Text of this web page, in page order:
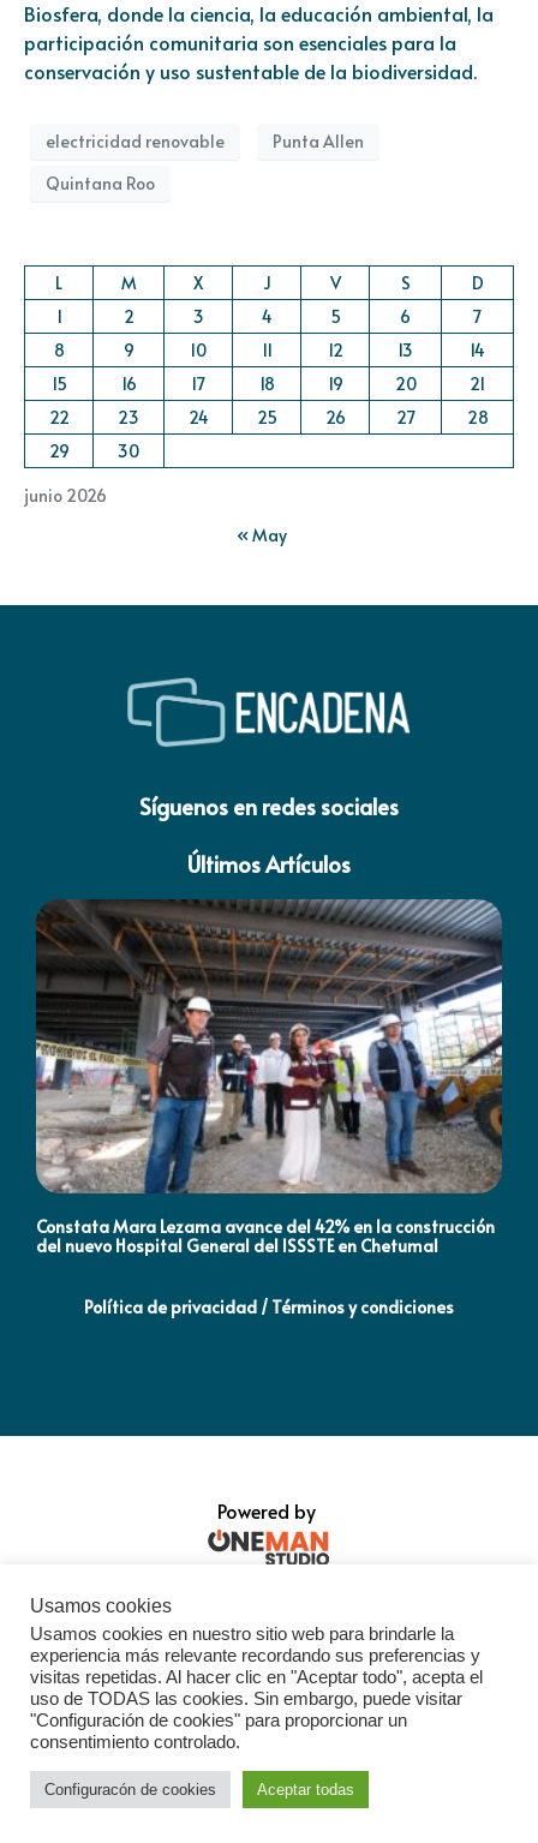
Biosfera, donde la ciencia, la educación ambiental, la
participación comunitaria son esenciales para la
conservación y uso sustentable de la biodiversidad.
electricidad renovable
Punta Allen
Quintana Roo
junio 2026
L M X J V S
D
1
2 3 4 5 6
7
8
9 10 11 12 13
14
15
16 17 18 19 20
21
22
23 24 25 26 27
28
29
30
« May
Síguenos en redes sociales
Últimos Artículos
Constata Mara Lezama avance del 42% en la construcción
del nuevo Hospital General del ISSSTE en Chetumal
Política de privacidad / Términos y condiciones
Powered by
Usamos cookies
Usamos cookies en nuestro sitio web para brindarle la
experiencia más relevante recordando sus preferencias y
visitas repetidas. Al hacer clic en "Aceptar todo", acepta el
uso de TODAS las cookies. Sin embargo, puede visitar
"Configuración de cookies" para proporcionar un
consentimiento controlado.
Configuracón de cookies Aceptar todas